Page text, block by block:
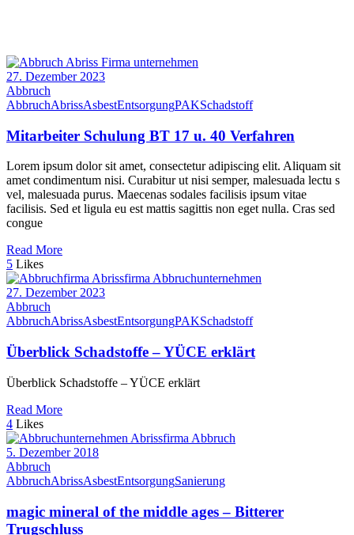
27. Dezember 2023
Abbruch
AbbruchAbrissAsbestEntsorgungPAKSchadstoff
Mitarbeiter Schulung BT 17 u. 40 Verfahren
Lorem ipsum dolor sit amet, consectetur adipiscing elit. Aliquam sit
amet condimentum nisi. Curabitur ut nisi semper, malesuada lectu s
vel, malesuada purus. Maecenas sodales facilisis ipsum vitae
facilisis. Sed et ligula eu est mattis sagittis non eget nulla. Cras sed
congue
Read More
5 Likes
27. Dezember 2023
Abbruch
AbbruchAbrissAsbestEntsorgungPAKSchadstoff
Überblick Schadstoffe – YÜCE erklärt
Überblick Schadstoffe – YÜCE erklärt
Read More
4 Likes
5. Dezember 2018
Abbruch
AbbruchAbrissAsbestEntsorgungSanierung
magic mineral of the middle ages – Bitterer
Trugschluss